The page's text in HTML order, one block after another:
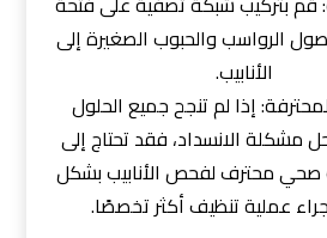
الرواسب والحبوب الصغيرة إلى
الأنابيب.
إذا لم تنجح جميع الحلول
مشكلة الانسداد، فقد تحتاج إلى
صحي محترف لفحص الأنابيب بشكل
عملية تنظيف أكثر تخصصًا.